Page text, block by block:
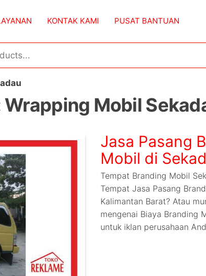
KONTAK KAMI PUSAT BANTUAN
Wrapping Mobil
Jasa Pasang
Mobil di
Tempat Branding Mobil
Tempat Jasa Pasang
Kalimantan Barat? Atau
mengenai Biaya Branding
untuk iklan perusahaan